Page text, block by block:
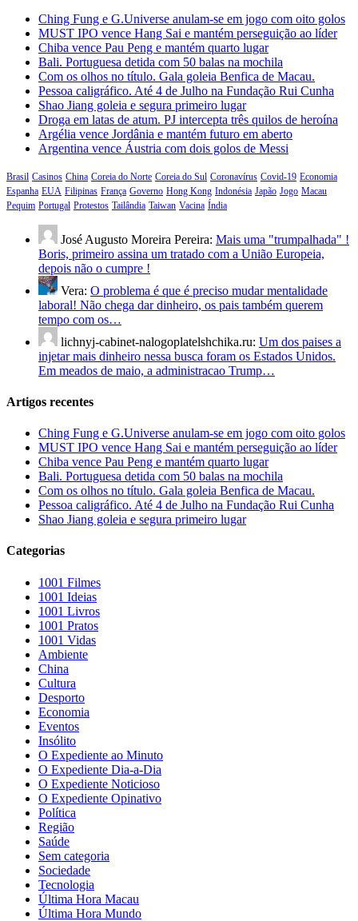
Ching Fung e G.Universe anulam-se em jogo com oito golos
MUST IPO vence Hang Sai e mantém perseguição ao líder
Chiba vence Pau Peng e mantém quarto lugar
Bali. Portuguesa detida com 50 balas na mochila
Com os olhos no título. Gala goleia Benfica de Macau.
Pessoa caligráfico. Até 4 de Julho na Fundação Rui Cunha
Shao Jiang goleia e segura primeiro lugar
Droga em latas de atum. PJ intercepta três quilos de heroína
Argélia vence Jordânia e mantém futuro em aberto
Argentina vence Áustria com dois golos de Messi
Brasil Casinos China Coreia do Norte Coreia do Sul Coronavírus Covid-19 Economia
Espanha EUA Filipinas França Governo Hong Kong Indonésia Japão Jogo Macau
Pequim Portugal Protestos Tailândia Taiwan Vacina Índia
José Augusto Moreira Pereira: Mais uma "trumpalhada" !
Boris, primeiro assina um tratado com a União Europeia,
depois não o cumpre !
Vera: O problema é que é preciso mudar mentalidade
laboral! Não chega dar dinheiro, os pais também querem
tempo com os…
lichnyj-cabinet-nalogoplatelshchika.ru: Um dos paises a
injetar mais dinheiro nessa busca foram os Estados Unidos.
Em meados de maio, a administracao Trump…
Artigos recentes
Ching Fung e G.Universe anulam-se em jogo com oito golos
MUST IPO vence Hang Sai e mantém perseguição ao líder
Chiba vence Pau Peng e mantém quarto lugar
Bali. Portuguesa detida com 50 balas na mochila
Com os olhos no título. Gala goleia Benfica de Macau.
Pessoa caligráfico. Até 4 de Julho na Fundação Rui Cunha
Shao Jiang goleia e segura primeiro lugar
Categorias
1001 Filmes
1001 Ideias
1001 Livros
1001 Pratos
1001 Vidas
Ambiente
China
Cultura
Desporto
Economia
Eventos
Insólito
O Expediente ao Minuto
O Expediente Dia-a-Dia
O Expediente Noticioso
O Expediente Opinativo
Política
Região
Saúde
Sem categoria
Sociedade
Tecnologia
Última Hora Macau
Última Hora Mundo